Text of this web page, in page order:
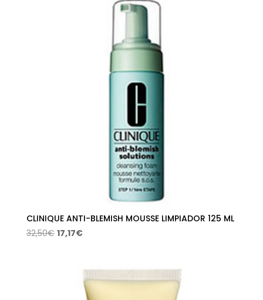
CLINIQUE ANTI-BLEMISH MOUSSE LIMPIADOR 125 ML
32,50€ El
32,50€.
17,17€El
es:
17,17€.